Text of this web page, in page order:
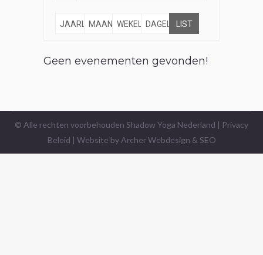
JAARLIJKSMAANDELIJKSWEKELIJKSDAGELIJKSLIST
Geen evenementen gevonden!
© Alle rechten voorbehouden Shadow Yoga Nederland | Privacy
Beleid | Website by Archer Webdesign & SEO